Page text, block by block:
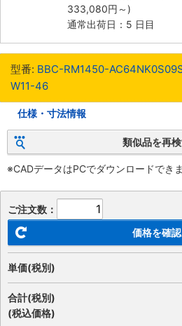
333,080円 ～)
通常出荷日：5 日目
型番: BBC-RM1450-
W11-46
仕様・寸法情報
類似品を再
※CADデータはPCでダウンロードでき
ご注文数：
価格を確認
単価(税別)
合計(税別)
(税込価格)